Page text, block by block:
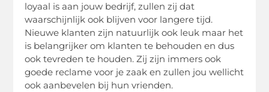
loyaal is aan jouw bedrijf, zullen zij dat
waarschijnlijk ook blijven voor langere tijd.
Nieuwe klanten zijn natuurlijk ook leuk maar het
is belangrijker om klanten te behouden en dus
ook tevreden te houden. Zij zijn immers ook
goede reclame voor je zaak en zullen jou wellicht
ook aanbevelen bij hun vrienden.